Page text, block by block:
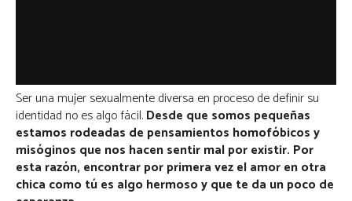
Ser una mujer sexualmente diversa en proceso de definir su
identidad no es algo fácil.Desde que somos pequeñas
estamos rodeadas de pensamientos homofóbicos y
misóginos que nos hacen sentir mal por existir. Por
esta razón, encontrar por primera vez el amor en otra
chica como tú es algo hermoso y que te da un poco de